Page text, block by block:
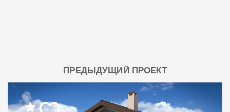
ПРЕДЫДУЩИЙ ПРОЕКТ